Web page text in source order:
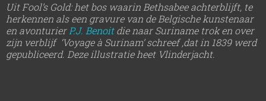
Uit Fool’s Gold: het bos waarin Bethsabee achterblijft, te
herkennen als een gravure van de Belgische kunstenaar
en avonturier P.J. Benoitdie naar Suriname trok en over
zijn verblijf ‘Voyage à Surinam’ schreef ,dat in 1839 werd
gepubliceerd. Deze illustratie heet Vlinderjacht.